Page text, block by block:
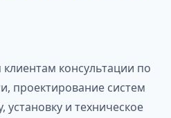
консультации по
проектирование систем
установку и техническое